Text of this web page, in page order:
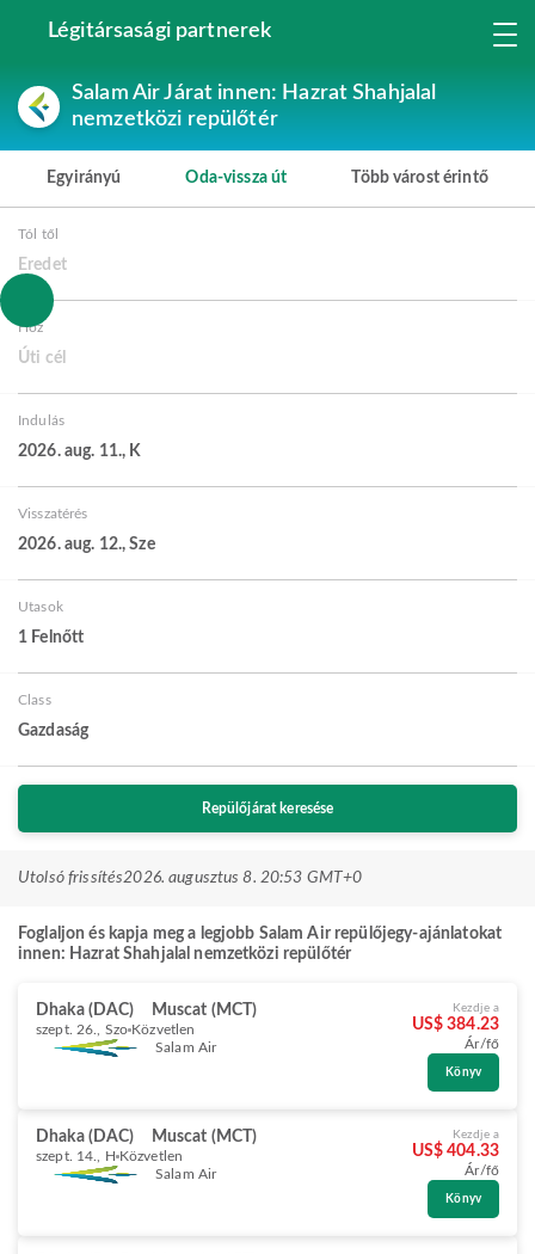
Légitársasági partnerek
Salam Air Járat innen: Hazrat Shahjalal
nemzetközi repülőtér
Egyirányú Oda-vissza út Több várost érintő
Tól től
Eredet
Hoz
Úti cél
Indulás
2026. aug. 11., K
Visszatérés
2026. aug. 12., Sze
Utasok
1 Felnőtt
Class
Gazdaság
Repülőjárat keresése
Utolsó frissítés2026. augusztus 8. 20:53 GMT+0
Foglaljon és kapja meg a legjobb Salam Air repülőjegy-ajánlatokat
innen: Hazrat Shahjalal nemzetközi repülőtér
Dhaka (DAC) Muscat (MCT)
szept. 26., Szo Közvetlen
Salam Air
Kezdje a
US$ 384.23
Ár/fő
Könyv
Dhaka (DAC) Muscat (MCT)
szept. 14., H Közvetlen
Salam Air
Kezdje a
US$ 404.33
Ár/fő
Könyv